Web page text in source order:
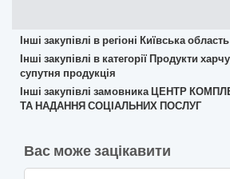
Інші закупівлі в регіоні Київська область
Інші закупівлі в категорії Продукти
супутня продукція
Інші закупівлі замовника ЦЕНТР
ТА НАДАННЯ СОЦІАЛЬНИХ ПОСЛУГ
Вас може зацікавити